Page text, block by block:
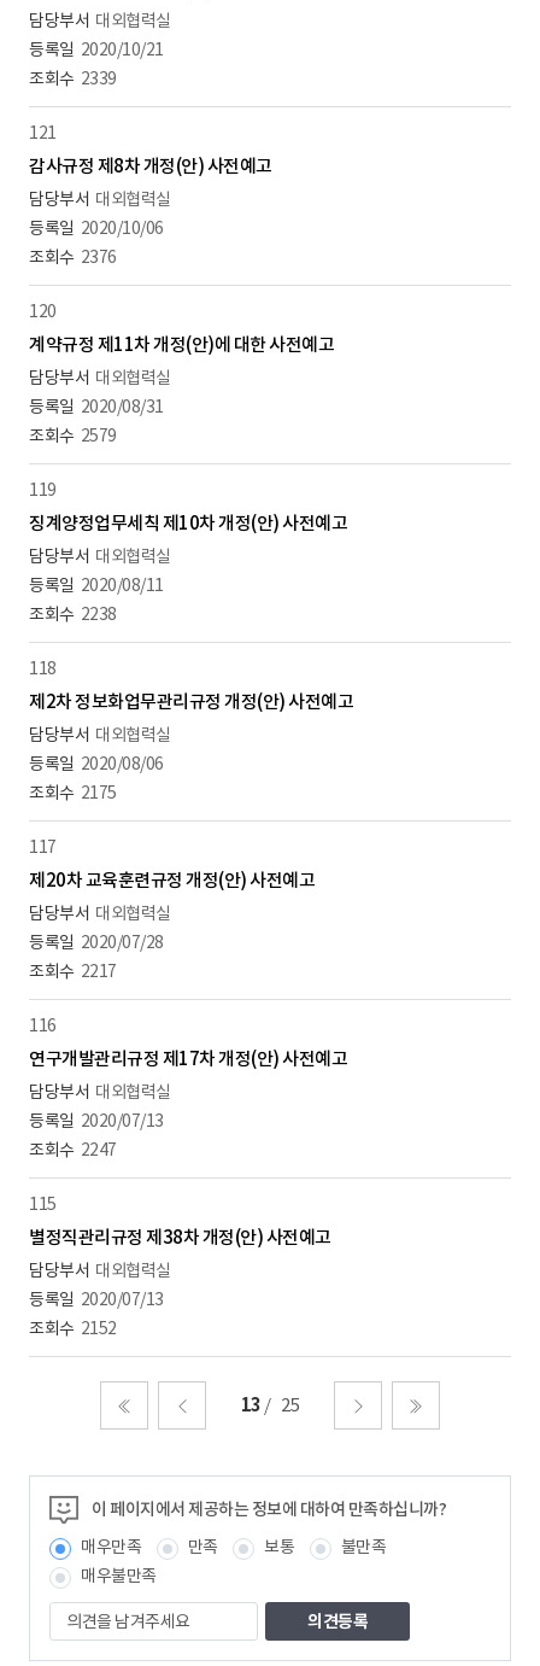
대외협력실
2020/10/21
2339
121
감사규정 제8차 개정(안) 사전예고
대외협력실
2020/10/06
2376
120
계약규정 제11차 개정(안)에 대한 사전예고
대외협력실
2020/08/31
2579
119
징계양정업무세칙 제10차 개정(안) 사전예고
대외협력실
2020/08/11
2238
118
제2차 정보화업무관리규정 개정(안) 사전예고
대외협력실
2020/08/06
2175
117
제20차 교육훈련규정 개정(안) 사전예고
대외협력실
2020/07/28
2217
116
연구개발관리규정 제17차 개정(안) 사전예고
대외협력실
2020/07/13
2247
115
별정직관리규정 제38차 개정(안) 사전예고
대외협력실
2020/07/13
2152
13 25
이 페이지에서 제공하는 정보에 대하여 만족하십니까?
매우만족
만족 보통
불만족
매우불만족
의
견
을